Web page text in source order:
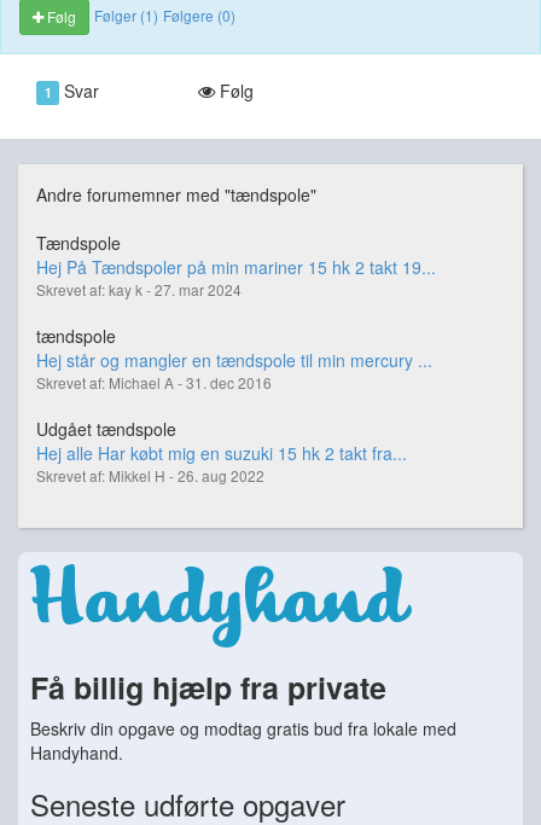
Følg
Følger (1) Følgere (0)
1 Svar Følg
Andre forumemner med "tændspole"
Tændspole
Hej På Tændspoler på min mariner 15 hk 2 takt 19...
Skrevet af: kay k - 27. mar 2024
tændspole
Hej står og mangler en tændspole til min mercury ...
Skrevet af: Michael A - 31. dec 2016
Udgået tændspole
Hej alle Har købt mig en suzuki 15 hk 2 takt fra...
Skrevet af: Mikkel H - 26. aug 2022
Få billig hjælp fra private
Beskriv din opgave og modtag gratis bud fra lokale med
Handyhand.
Seneste udførte opgaver